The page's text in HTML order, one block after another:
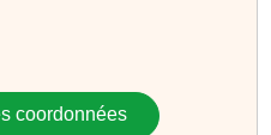
coordonnées